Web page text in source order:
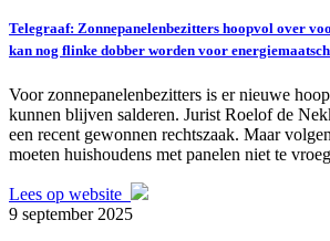
Telegraaf: Zonnepanelenbezitters hoopvol over
kan nog flinke dobber worden voor
Voor zonnepanelenbezitters is er nieuwe
kunnen blijven salderen. Jurist Roelof de
een recent gewonnen rechtszaak. Maar
moeten huishoudens met panelen niet te
Lees op website
9 september 2025